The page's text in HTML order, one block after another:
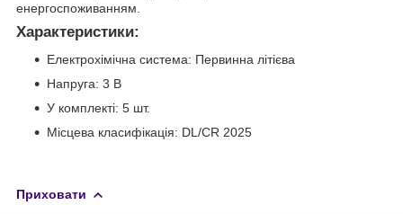
енергоспоживанням.
Характеристики:
Електрохімічна система: Первинна літієва
Напруга: 3 В
У комплекті: 5 шт.
Місцева класифікація: DL/CR 2025
Приховати